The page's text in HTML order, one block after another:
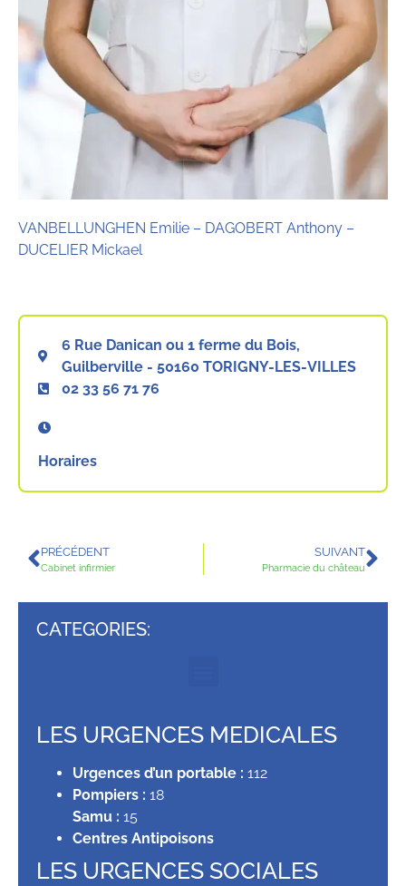
VANBELLUNGHEN Emilie – DAGOBERT Anthony –
DUCELIER Mickael
6 Rue Danican ou 1 ferme du Bois,
Guilberville - 50160 TORIGNY-LES-VILLES
02 33 56 71 76
Horaires
PRÉCÉDENT
Cabinet infirmier
SUIVANT
Pharmacie du château
CATEGORIES:
LES URGENCES MEDICALES
Urgences d’un portable : 112
Pompiers : 18
Samu : 15
Centres Antipoisons
LES URGENCES SOCIALES